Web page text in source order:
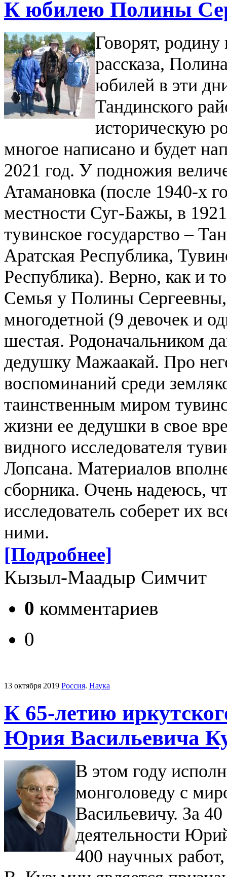
К юбилею Полины
Говорят,
рассказа,
юбилей в эти
Тандинского
историческую
многое написано и будет
2021 год. У подножия
Атамановка (после 1940-х
местности Суг-Бажы, в
тувинское государство –
Аратская Республика,
Республика). Верно, как и
Семья у Полины
многодетной (9 девочек и
шестая. Родоначальником
дедушку Мажаакай. Про
воспоминаний среди
таинственным миром
жизни ее дедушки в свое
видного исследователя
Лопсана. Материалов
сборника. Очень надеюсь,
исследователь соберет их
ними.
[Подробнее]
Кызыл-Маадыр Симчит
0 комментариев
0
13 октября 2019 Россия. Наука
К 65-летию
Юрия Васильевича
В этом году
монголоведу с
Васильевичу. За
деятельности
400 научных